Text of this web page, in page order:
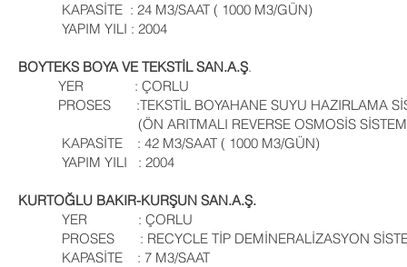
KAPASİTE : 24 M3/SAAT ( 1000 M3/GÜN)
YAPIM YILI : 2004
BOYTEKS BOYA VE TEKSTİL SAN.A.Ş.
YER : ÇORLU
PROSES :TEKSTİL BOYAHANE SUYU HAZIRLAMA
(ÖN ARITMALI REVERSE OSMOSİS
KAPASİTE : 42 M3/SAAT ( 1000 M3/GÜN)
YAPIM YILI : 2004
KURTOĞLU BAKIR-KURŞUN SAN.A.Ş.
YER : ÇORLU
PROSES : RECYCLE TİP DEMİNERALİZASYON
KAPASİTE : 7 M3/SAAT